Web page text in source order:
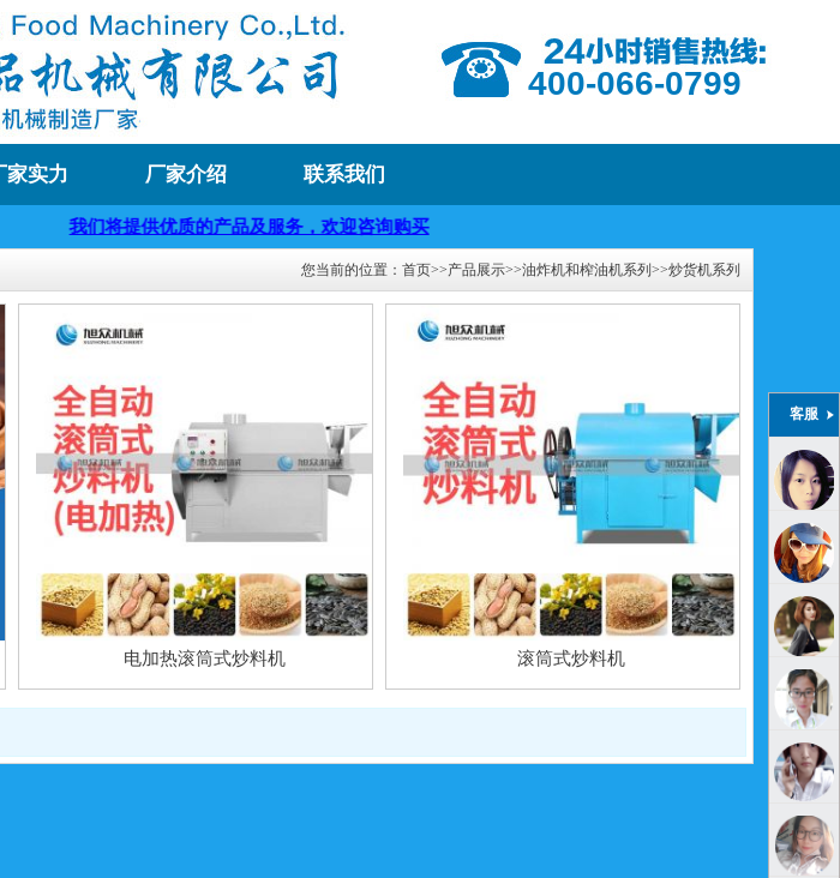
400-066-0799
家实力 厂家介绍 联系我们
我们将提供优质的产品及服务，欢迎咨询购买
您当前的位置： 首页>>产品展示>>油炸机和榨油机系列 >>炒货机系列
电加热滚筒式炒料机 滚筒式炒料机
客服